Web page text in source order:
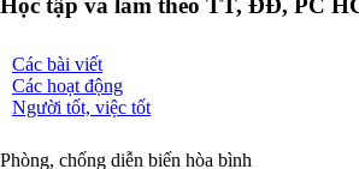
Học tập và làm theo TT, ĐĐ, PC
Các bài viết
Các hoạt động
Người tốt, việc tốt
Phòng, chống diễn biến hòa bình